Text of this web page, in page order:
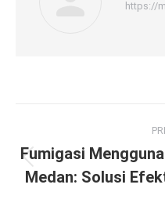
https://
navigation
Fumigasi
Medan: Solusi